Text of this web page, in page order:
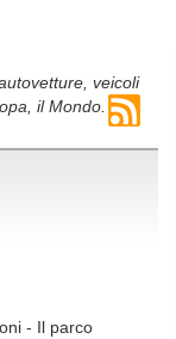
veicoli
il Mondo.
- Il parco